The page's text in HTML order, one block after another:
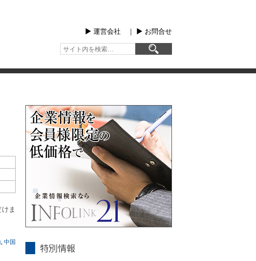
▶︎ 運営会社 ｜ ▶︎ お問合せ
ま
, 中国